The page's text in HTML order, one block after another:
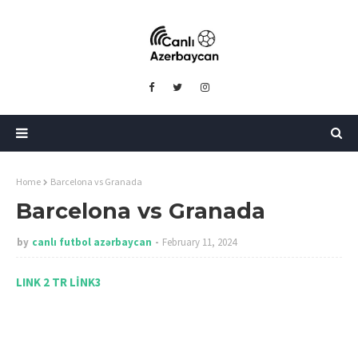
Home Barcelona vs Granada
Barcelona vs Granada
by canlı futbol azərbaycan February 11, 2024
LINK 2 TR LİNK3